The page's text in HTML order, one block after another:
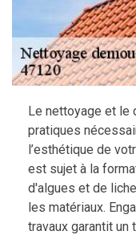
Le nettoyage et le
pratiques
l’esthétique de
est sujet à la
d'algues et de
les matériaux.
travaux garantit